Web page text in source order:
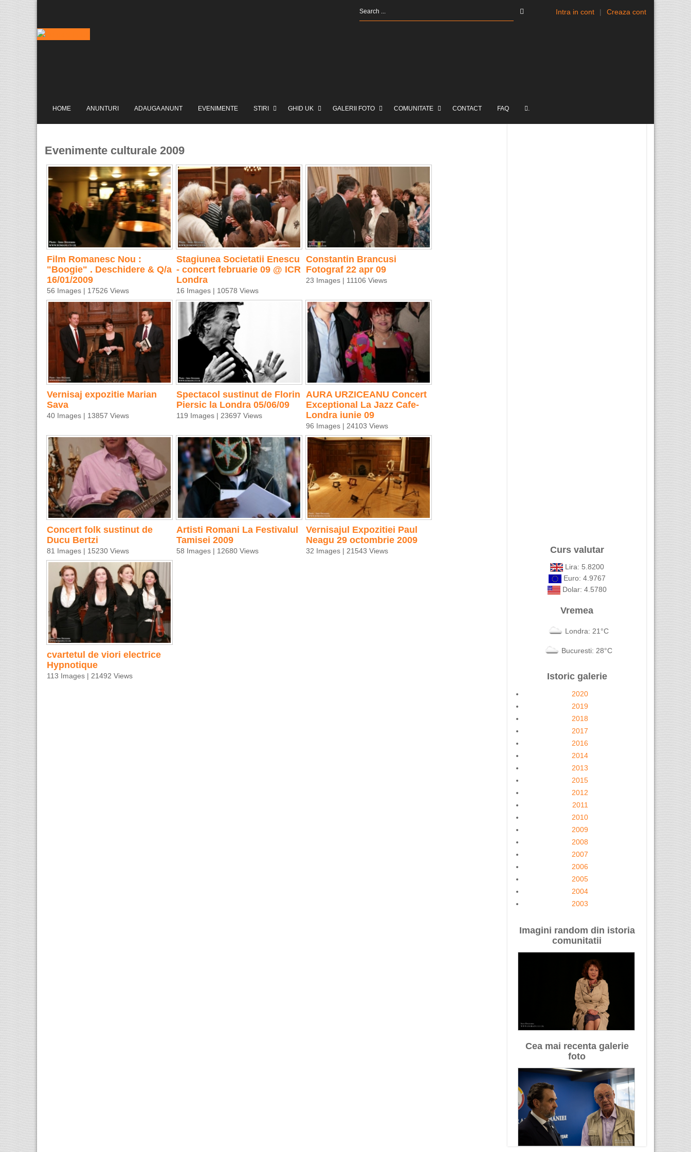
Intra in cont | Creaza cont
HOME ANUNTURI ADAUGA ANUNT EVENIMENTE STIRI GHID UK GALERII FOTO COMUNITATE CONTACT FAQ .
Evenimente culturale 2009
Film Romanesc Nou :
"Boogie" . Deschidere & Q/a
16/01/2009
56 Images | 17526 Views
Stagiunea Societatii Enescu
- concert februarie 09 @ ICR
Londra
16 Images | 10578 Views
Constantin Brancusi
Fotograf 22 apr 09
23 Images | 11106 Views
Vernisaj expozitie Marian
Sava
40 Images | 13857 Views
Spectacol sustinut de Florin
Piersic la Londra 05/06/09
119 Images | 23697 Views
AURA URZICEANU Concert
Exceptional La Jazz Cafe-
Londra iunie 09
96 Images | 24103 Views
Concert folk sustinut de
Ducu Bertzi
81 Images | 15230 Views
Artisti Romani La Festivalul
Tamisei 2009
58 Images | 12680 Views
Vernisajul Expozitiei Paul
Neagu 29 octombrie 2009
32 Images | 21543 Views
cvartetul de viori electrice
Hypnotique
113 Images | 21492 Views
Curs valutar
Lira: 5.8200
Euro: 4.9767
Dolar: 4.5780
Vremea
Londra: 21°C
Bucuresti: 28°C
Istoric galerie
2020
2019
2018
2017
2016
2014
2013
2015
2012
2011
2010
2009
2008
2007
2006
2005
2004
2003
Imagini random din istoria
comunitatii
Cea mai recenta galerie
foto